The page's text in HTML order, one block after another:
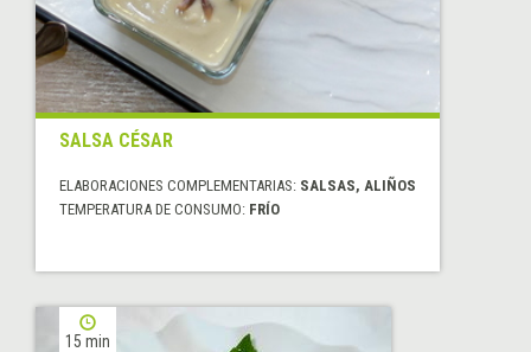
SALSA CÉSAR
ELABORACIONES COMPLEMENTARIAS: SALSAS, ALIÑOS
TEMPERATURA DE CONSUMO: FRÍO
15 min